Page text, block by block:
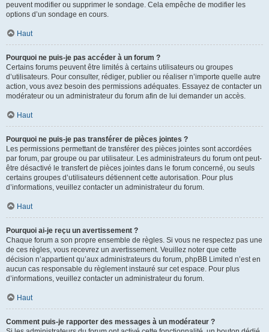
peuvent modifier ou supprimer le sondage. Cela empêche de modifier les
options d’un sondage en cours.
Haut
Pourquoi ne puis-je pas accéder à un forum ?
Certains forums peuvent être limités à certains utilisateurs ou groupes
d’utilisateurs. Pour consulter, rédiger, publier ou réaliser n’importe quelle autre
action, vous avez besoin des permissions adéquates. Essayez de contacter un
modérateur ou un administrateur du forum afin de lui demander un accès.
Haut
Pourquoi ne puis-je pas transférer de pièces jointes ?
Les permissions permettant de transférer des pièces jointes sont accordées
par forum, par groupe ou par utilisateur. Les administrateurs du forum ont peut-
être désactivé le transfert de pièces jointes dans le forum concerné, ou seuls
certains groupes d’utilisateurs détiennent cette autorisation. Pour plus
d’informations, veuillez contacter un administrateur du forum.
Haut
Pourquoi ai-je reçu un avertissement ?
Chaque forum a son propre ensemble de règles. Si vous ne respectez pas une
de ces règles, vous recevrez un avertissement. Veuillez noter que cette
décision n’appartient qu’aux administrateurs du forum, phpBB Limited n’est en
aucun cas responsable du règlement instauré sur cet espace. Pour plus
d’informations, veuillez contacter un administrateur du forum.
Haut
Comment puis-je rapporter des messages à un modérateur ?